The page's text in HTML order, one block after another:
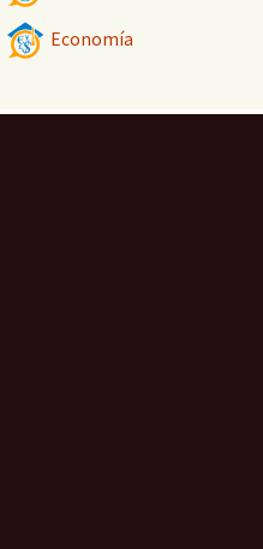
Economía